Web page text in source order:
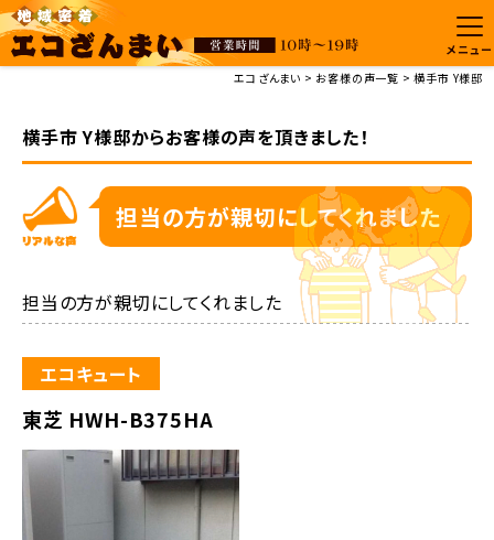
メニュー
エコざんまい
お客様の声一覧 横手市 Y様邸
横手市 Y様邸からお客様の声を頂きました！
担当の方が親切にしてくれました
担当の方が親切にしてくれました
エコキュート
東芝 HWH-B375HA